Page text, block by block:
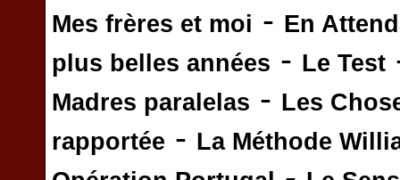
Mes frères et moi - En
plus belles années - Le Test
Madres paralelas - Les
rapportée - La Méthode